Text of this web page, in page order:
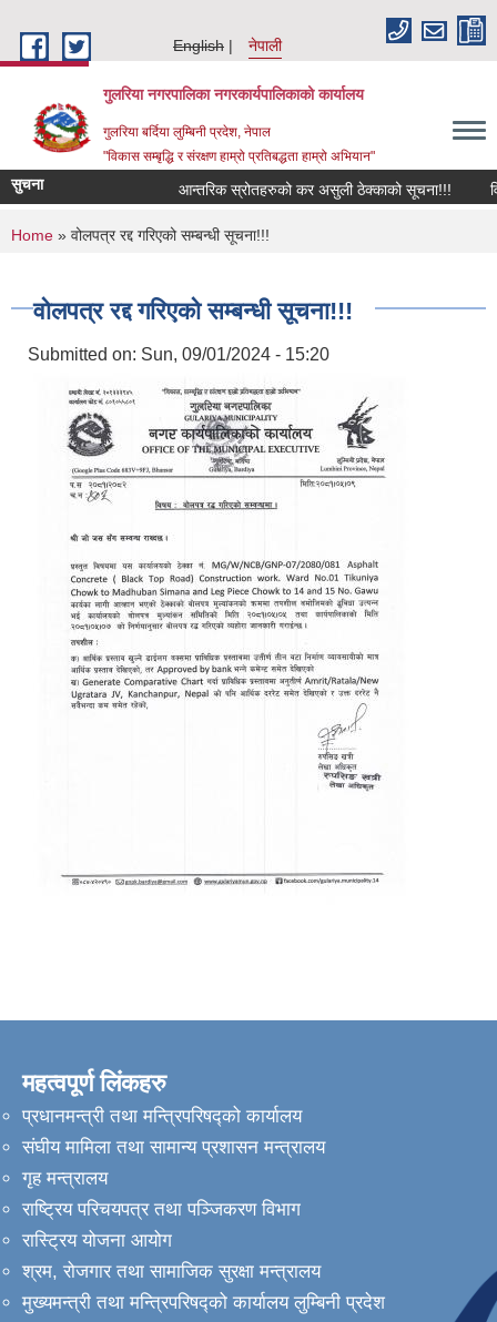
English
नेपाली
गुलरिया नगरपालिका नगरकार्यपालिकाको कार्यालय
गुलरिया बर्दिया लुम्बिनी प्रदेश, नेपाल
"विकास सम्बृद्धि र संरक्षण हाम्रो प्रतिबद्धता हाम्रो अभियान"
सुचना आन्तरिक स्रोतहरुको कर असुली ठेक्काको सूचना!!!
You are here
Home » वोलपत्र रद्द गरिएको सम्बन्धी सूचना!!!
वोलपत्र रद्द गरिएको सम्बन्धी सूचना!!!
Submitted on: Sun, 09/01/2024 - 15:20
महत्वपूर्ण लिंकहरु
प्रधानमन्त्री तथा मन्त्रिपरिषद्को कार्यालय
संघीय मामिला तथा सामान्य प्रशासन मन्त्रालय
गृह मन्त्रालय
राष्ट्रिय परिचयपत्र तथा पञ्जिकरण विभाग
रास्ट्रिय योजना आयोग
श्रम, रोजगार तथा सामाजिक सुरक्षा मन्त्रालय
मुख्यमन्त्री तथा मन्त्रिपरिषद्को कार्यालय लुम्बिनी प्रदेश